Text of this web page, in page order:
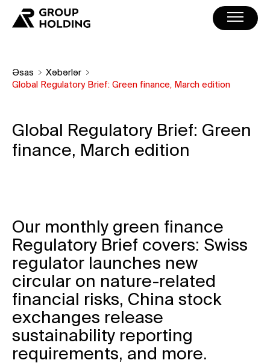
Əsas
Xəbərlər
Global Regulatory Brief: Green finance, March edition
Global Regulatory Brief: Green
finance, March edition
Our monthly green finance
Regulatory Brief covers: Swiss
regulator launches new
circular on nature-related
financial risks, China stock
exchanges release
sustainability reporting
requirements, and more.